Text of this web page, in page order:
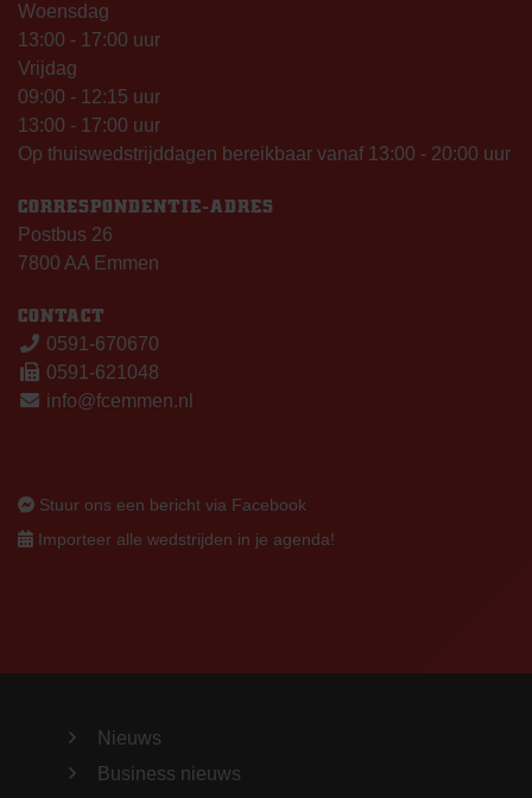
Woensdag
13:00 - 17:00 uur
Vrijdag
09:00 - 12:15 uur
13:00 - 17:00 uur
Op thuiswedstrijddagen bereikbaar vanaf 13:00 - 20:00 uur
CORRESPONDENTIE-ADRES
Postbus 26
7800 AA Emmen
CONTACT
0591-670670
0591-621048
info@fcemmen.nl
Stuur ons een bericht via Facebook
Importeer alle wedstrijden in je agenda!
Nieuws
Business nieuws